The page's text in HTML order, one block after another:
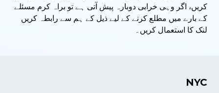
کریں، اگر وہی خرابی دوبارہ پیش آتی ہے تو براہ کرم مسئلے
کے بارے میں مطلع کرنے کے لیے ذیل کے ہم سے رابطہ کریں
لنک کا استعمال کریں۔
NYC